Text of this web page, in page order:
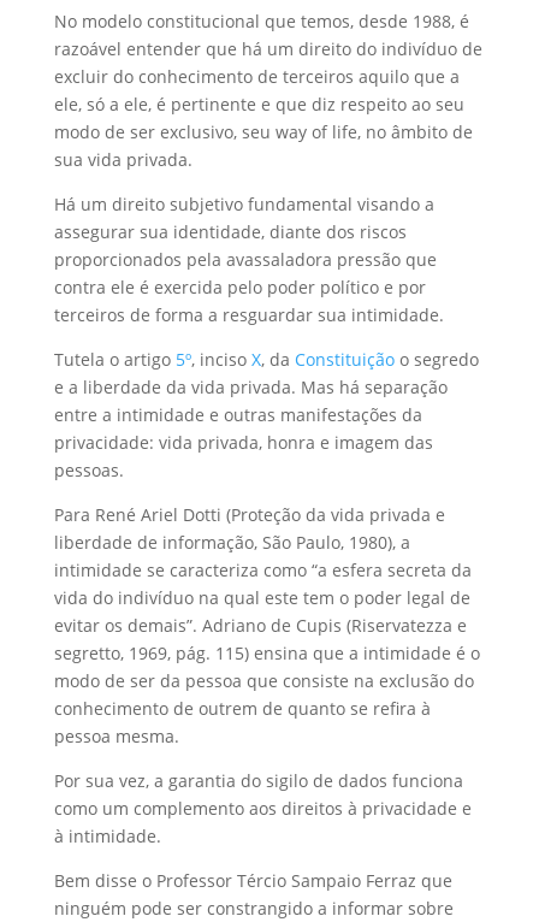
No modelo constitucional que temos, desde 1988, é
razoável entender que há um direito do indivíduo de
excluir do conhecimento de terceiros aquilo que a
ele, só a ele, é pertinente e que diz respeito ao seu
modo de ser exclusivo, seu way of life, no âmbito de
sua vida privada.
Há um direito subjetivo fundamental visando a
assegurar sua identidade, diante dos riscos
proporcionados pela avassaladora pressão que
contra ele é exercida pelo poder político e por
terceiros de forma a resguardar sua intimidade.
Tutela o artigo 5º, inciso X, da Constituiçãoo segredo
e a liberdade da vida privada. Mas há separação
entre a intimidade e outras manifestações da
privacidade: vida privada, honra e imagem das
pessoas.
Para René Ariel Dotti (Proteção da vida privada e
liberdade de informação, São Paulo, 1980), a
intimidade se caracteriza como “a esfera secreta da
vida do indivíduo na qual este tem o poder legal de
evitar os demais”. Adriano de Cupis (Riservatezza e
segretto, 1969, pág. 115) ensina que a intimidade é o
modo de ser da pessoa que consiste na exclusão do
conhecimento de outrem de quanto se refira à
pessoa mesma.
Por sua vez, a garantia do sigilo de dados funciona
como um complemento aos direitos à privacidade e
à intimidade.
Bem disse o Professor Tércio Sampaio Ferraz que
ninguém pode ser constrangido a informar sobre